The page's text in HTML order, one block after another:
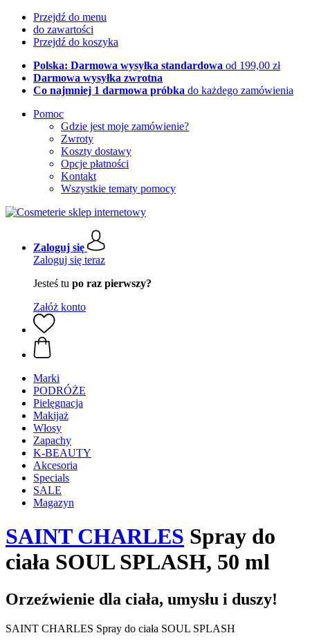
Przejdź do menu
do zawartości
Przejdź do koszyka
Polska: Darmowa wysyłka standardowa od 199,00 zł
Darmowa wysyłka zwrotna
Co najmniej 1 darmowa próbka do każdego zamówienia
Pomoc
Gdzie jest moje zamówienie?
Zwroty
Koszty dostawy
Opcje płatności
Kontakt
Wszystkie tematy pomocy
Zaloguj się
Zaloguj się teraz
Jesteś tu po raz pierwszy?
Załóż konto
Marki
PODRÓŻE
Pielęgnacja
Makijaż
Włosy
Zapachy
K-BEAUTY
Akcesoria
Specials
SALE
Magazyn
SAINT CHARLES Spray do
ciała SOUL SPLASH, 50 ml
Orzeźwienie dla ciała, umysłu i duszy!
SAINT CHARLES Spray do ciała SOUL SPLASH